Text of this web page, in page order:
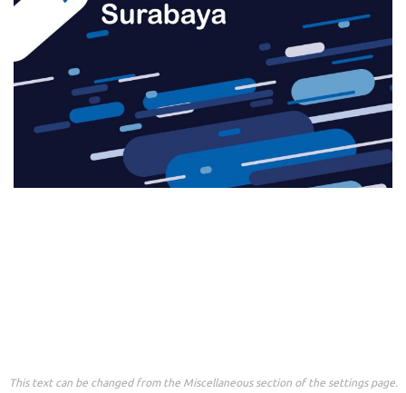
This text can be changed from the Miscellaneous section of the settings page.